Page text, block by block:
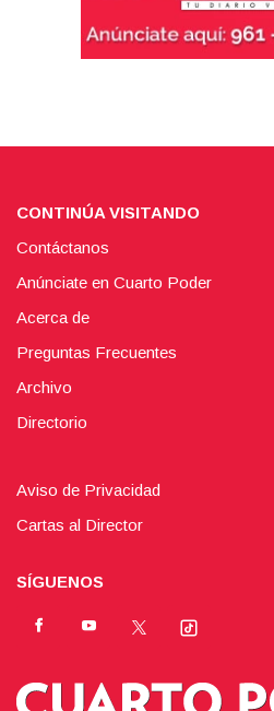
CONTINÚA VISITANDO
Contáctanos
Anúnciate en Cuarto Poder
Acerca de
Preguntas Frecuentes
Archivo
Directorio
Aviso de Privacidad
Cartas al Director
SÍGUENOS